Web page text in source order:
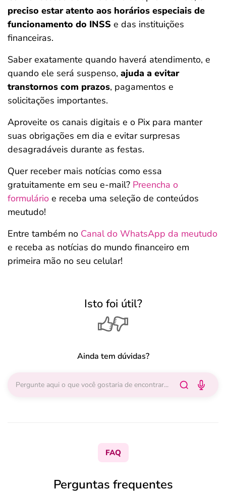
preciso estar atento aos horários especiais de
funcionamento do INSS e das instituições
financeiras.
Saber exatamente quando haverá atendimento, e
quando ele será suspenso, ajuda a evitar
transtornos com prazos, pagamentos e
solicitações importantes.
Aproveite os canais digitais e o Pix para manter
suas obrigações em dia e evitar surpresas
desagradáveis durante as festas.
Quer receber mais notícias como essa
gratuitamente em seu e-mail? Preencha o
formulário e receba uma seleção de conteúdos
meutudo!
Entre também no Canal do WhatsApp da meutudo
e receba as notícias do mundo financeiro em
primeira mão no seu celular!
Isto foi útil?
Ainda tem dúvidas?
FAQ
Perguntas frequentes